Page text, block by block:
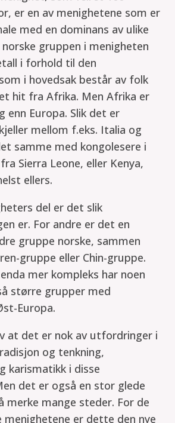
er en av menighetene som er
med en dominans av ulike
gruppen i menigheten
i forhold til den
i hovedsak består av folk
hit fra Afrika. Men Afrika er
enn Europa. Slik det er
mellom f.eks. Italia og
samme med kongolesere i
Sierra Leone, eller Kenya,
ellers.
del er det slik
er. For andre er det en
gruppe norske, sammen
gruppe eller Chin-gruppe.
mer kompleks har noen
større grupper med
Europa.
at det er nok av utfordringer i
og tenkning,
karismatikk i disse
det er også en stor glede
merke mange steder. For de
menighetene er dette den nye